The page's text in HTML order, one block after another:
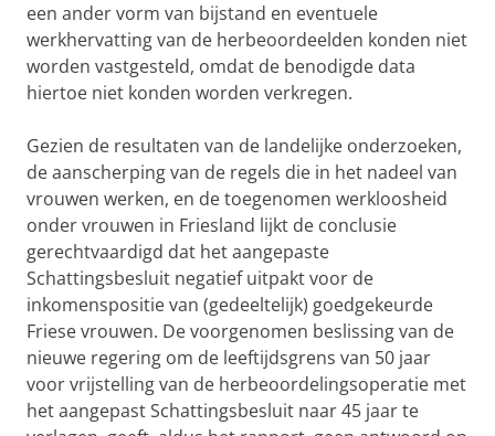
een ander vorm van bijstand en eventuele
werkhervatting van de herbeoordeelden konden niet
worden vastgesteld, omdat de benodigde data
hiertoe niet konden worden verkregen.
Gezien de resultaten van de landelijke onderzoeken,
de aanscherping van de regels die in het nadeel van
vrouwen werken, en de toegenomen werkloosheid
onder vrouwen in Friesland lijkt de conclusie
gerechtvaardigd dat het aangepaste
Schattingsbesluit negatief uitpakt voor de
inkomenspositie van (gedeeltelijk) goedgekeurde
Friese vrouwen. De voorgenomen beslissing van de
nieuwe regering om de leeftijdsgrens van 50 jaar
voor vrijstelling van de herbeoordelingsoperatie met
het aangepast Schattingsbesluit naar 45 jaar te